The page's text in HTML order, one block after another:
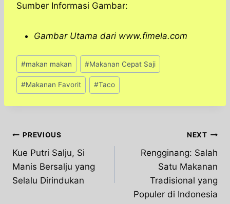
Sumber Informasi Gambar:
Gambar Utama dari www.fimela.com
Post
Tags:
#makan makan #Makanan Cepat Saji
#Makanan Favorit #Taco
Post
navigation
PREVIOUS
Kue Putri Salju, Si
Manis Bersalju yang
Selalu Dirindukan
NEXT
Rengginang: Salah
Satu Makanan
Tradisional yang
Populer di Indonesia